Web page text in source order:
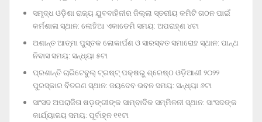
ସମୃଦ୍ଧ ଓଡ଼ିଶା ରାଜ୍ୟ ଯୁବବାହିନୀର ଜିଲ୍ଲା ସ୍ତରୀୟ କମିଟି ଗଠନ ପାଇଁ
କର୍ମଶାଳା ସ୍ଥାନ: ଲୋହିଆ ଏକାଡେମି ସମୟ: ଅପରାହ୍‌ଣ ୪ଟା
ଅଶାନ୍ତ ଆତ୍ମା ପୁସ୍ତକ ଲୋକାର୍ପଣ ଓ ସାରସ୍ବତ ସମାରୋହ ସ୍ଥାନ: ପାନ୍ଥ
ନିବାସ ସମୟ: ସନ୍ଧ୍ୟା ୫ଟା
ପ୍ରଶାନ୍ତି ଚାରିଟେବୁଲ୍‌ ଟ୍ରଷ୍ଟ୍‌ ପକ୍ଷରୁ ଶ୍ରେଷ୍ଠ ଓଡ଼ିଆଣୀ ୨୦୨୨
ପୁରସ୍କାର ବିତରଣ ସ୍ଥାନ: ଜୟଦେବ ଭବନ ସମୟ: ସନ୍ଧ୍ୟା ୬ଟା
ସାଂସଦ ଅପରାଜିତା ଷଡ଼ଙ୍ଗୀଙ୍କ ସାମ୍ବାଦିକ ସମ୍ମିଳନୀ ସ୍ଥାନ: ସାଂସଦଙ୍କ
କାର୍ଯ୍ୟାଳୟ ସମୟ: ପୂର୍ବାହ୍ନ ୧୧ଟା